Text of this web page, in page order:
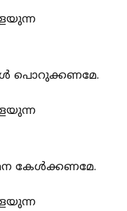
പൊറുക്കണമേ.
കേള്‍ക്കണമേ.